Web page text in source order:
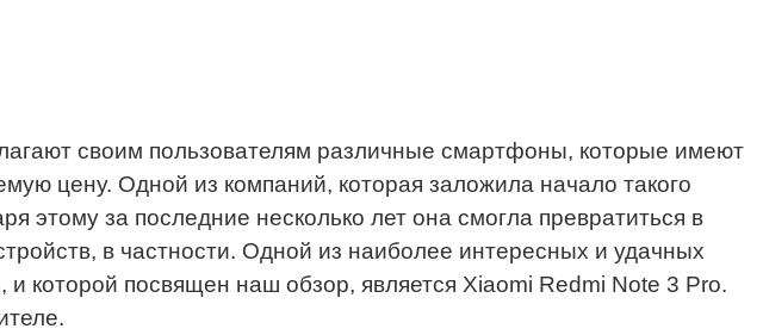
своим пользователям различные смартфоны, которые имеют
цену. Одной из компаний, которая заложила начало такого
этому за последние несколько лет она смогла превратиться в
в частности. Одной из наиболее интересных и удачных
которой посвящен наш обзор, является Xiaomi Redmi Note 3 Pro.